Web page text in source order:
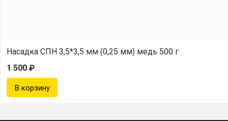
Насадка СПН 3,5*3,5 мм (0,25 мм) медь 500 г
1 500 ₽